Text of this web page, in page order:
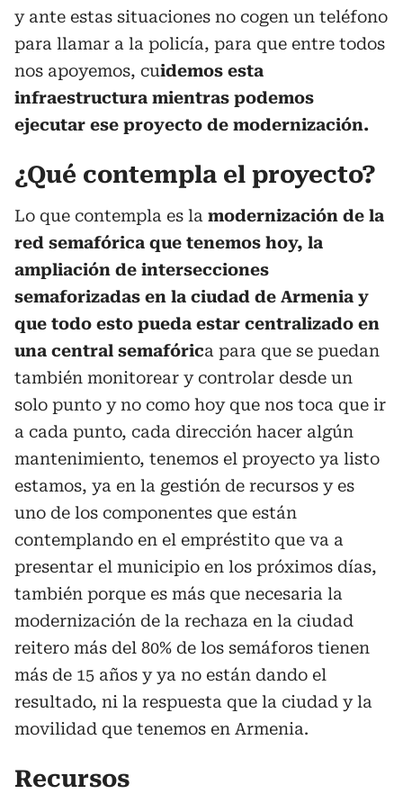
y ante estas situaciones no cogen un teléfono
para llamar a la policía, para que entre todos
nos apoyemos, cuidemos esta
infraestructura mientras podemos
ejecutar ese proyecto de modernización.
¿Qué contempla el proyecto?
Lo que contempla es la modernización de la
red semafórica que tenemos hoy, la
ampliación de intersecciones
semaforizadas en la ciudad de Armenia y
que todo esto pueda estar centralizado en
una central semafórica para que se puedan
también monitorear y controlar desde un
solo punto y no como hoy que nos toca que ir
a cada punto, cada dirección hacer algún
mantenimiento, tenemos el proyecto ya listo
estamos, ya en la gestión de recursos y es
uno de los componentes que están
contemplando en el empréstito que va a
presentar el municipio en los próximos días,
también porque es más que necesaria la
modernización de la rechaza en la ciudad
reitero más del 80% de los semáforos tienen
más de 15 años y ya no están dando el
resultado, ni la respuesta que la ciudad y la
movilidad que tenemos en Armenia.
Recursos